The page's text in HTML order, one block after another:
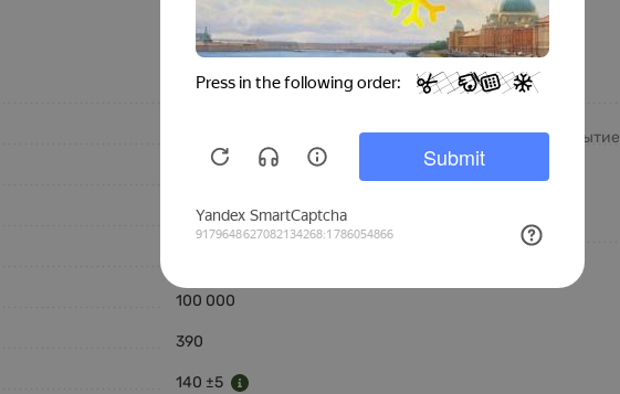
Велюр
100 000
390
140 ±5
Особенности
Легкая чистка
Водоотталкивающее покрытие
Полиестер (PL), %